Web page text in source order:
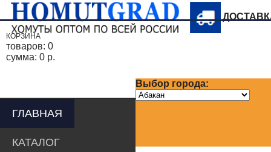
Выбор города:
КОРЗИНА
товаров: 0
сумма: 0 р.
ГЛАВНАЯ
КАТАЛОГ